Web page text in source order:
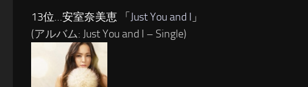
13位…安室奈美恵 「Just You and I 」
(アルバム: Just You and I – Single)